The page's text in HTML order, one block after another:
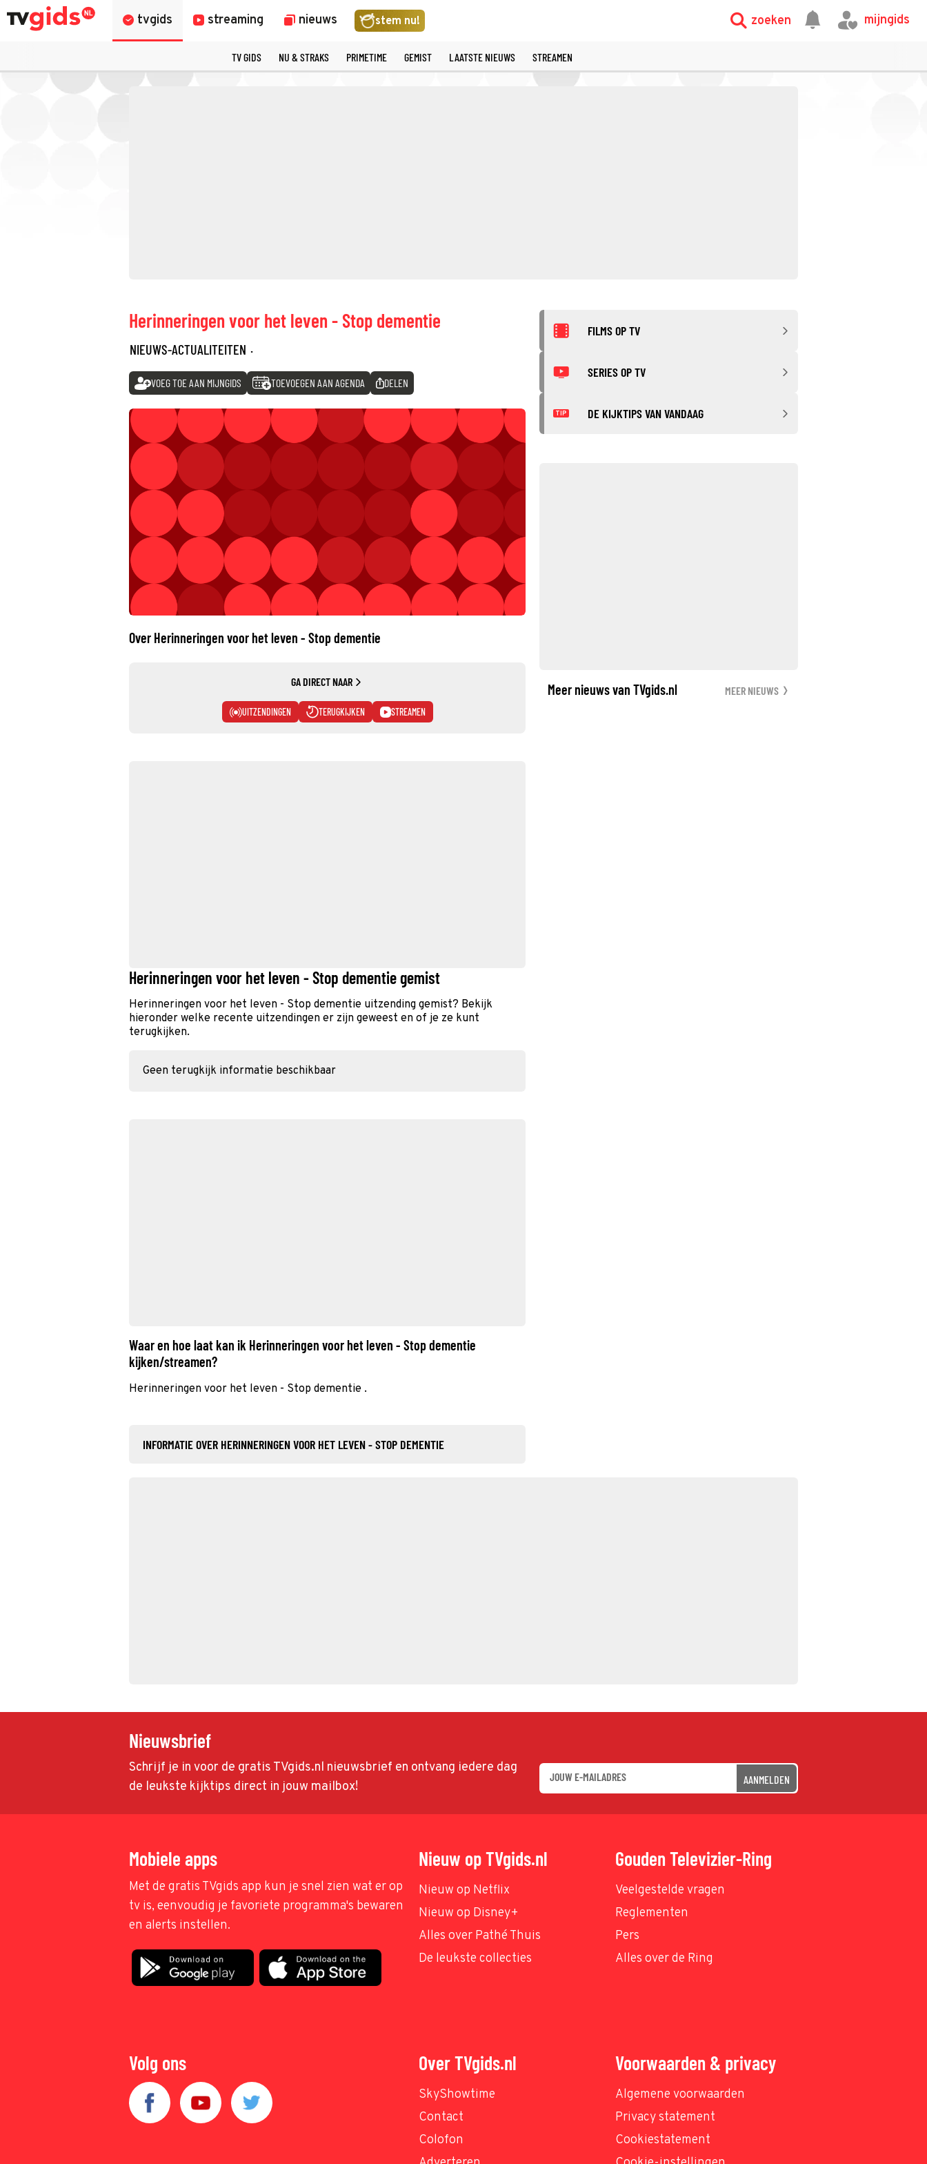
tvgids streaming nieuws stem nu! zoeken mijngids
TV GIDS NU & STRAKS PRIMETIME GEMIST LAATSTE NIEUWS STREAMEN
Herinneringen voor het leven - Stop dementie
NIEUWS-ACTUALITEITEN ·
VOEG TOE AAN MIJNGIDS TOEVOEGEN AAN AGENDA DELEN
Over Herinneringen voor het leven - Stop dementie
GA DIRECT NAAR
UITZENDINGEN TERUGKIJKEN STREAMEN
Herinneringen voor het leven - Stop dementie gemist
Herinneringen voor het leven - Stop dementie uitzending gemist? Bekijk
hieronder welke recente uitzendingen er zijn geweest en of je ze kunt
terugkijken.
Geen terugkijk informatie beschikbaar
Waar en hoe laat kan ik Herinneringen voor het leven - Stop dementie
kijken/streamen?
Herinneringen voor het leven - Stop dementie .
INFORMATIE OVER HERINNERINGEN VOOR HET LEVEN - STOP DEMENTIE
FILMS OP TV
SERIES OP TV
TIP DE KIJKTIPS VAN VANDAAG
Meer nieuws van TVgids.nl MEER NIEUWS
Nieuwsbrief
Schrijf je in voor de gratis TVgids.nl nieuwsbrief en ontvang iedere dag
de leukste kijktips direct in jouw mailbox!
AANMELDEN
Mobiele apps
Met de gratis TVgids app kun je snel zien wat er op
tv is, eenvoudig je favoriete programma's bewaren
en alerts instellen.
Nieuw op TVgids.nl
Nieuw op Netflix
Nieuw op Disney+
Alles over Pathé Thuis
De leukste collecties
Gouden Televizier-Ring
Veelgestelde vragen
Reglementen
Pers
Alles over de Ring
Volg ons Over TVgids.nl
SkyShowtime
Contact
Colofon
Voorwaarden & privacy
Algemene voorwaarden
Privacy statement
Cookiestatement